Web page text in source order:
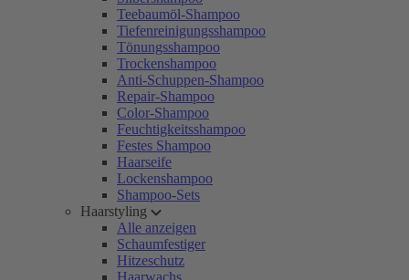
Teebaumöl-Shampoo
Tiefenreinigungsshampoo
Tönungsshampoo
Trockenshampoo
Anti-Schuppen-Shampoo
Repair-Shampoo
Color-Shampoo
Feuchtigkeitsshampoo
Festes Shampoo
Haarseife
Lockenshampoo
Shampoo-Sets
Haarstyling
Alle anzeigen
Schaumfestiger
Hitzeschutz
Haarwachs